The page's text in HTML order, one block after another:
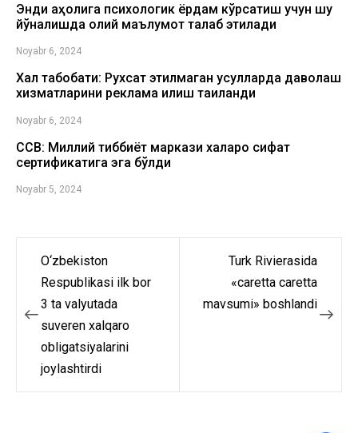
Энди аҳолига психологик ёрдам кўрсатиш учун шу
йўналишда олий маълумот талаб этилади
Noyabr 6, 2024
Халқ табобати: Рухсат этилмаган усулларда даволаш
хизматларини реклама қилиш тақиқланди
Noyabr 6, 2024
ССВ: Миллий тиббиёт маркази халқаро сифат
сертификатига эга бўлди
Noyabr 5, 2024
Post
menyusi
O‘zbekiston
Respublikasi ilk bor
3 ta valyutada
suveren xalqaro
obligatsiyalarini
joylashtirdi
Turk Rivierasida
«caretta caretta
mavsumi» boshlandi